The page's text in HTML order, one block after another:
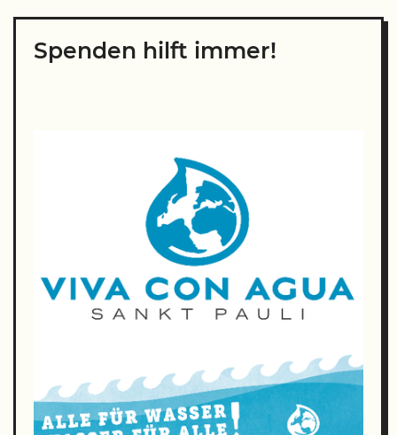
Spenden hilft immer!